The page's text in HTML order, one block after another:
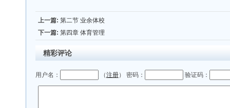
上一篇: 第二节 业余体校
下一篇: 第四章 体育管理
精彩评论
用户名： （注册） 密码： 验证码：